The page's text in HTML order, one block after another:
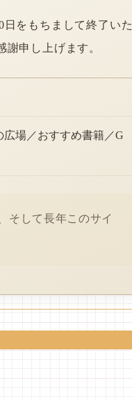
をもちまして終了いた
申し上げます。
場／おすすめ書籍／G
そして長年このサイ